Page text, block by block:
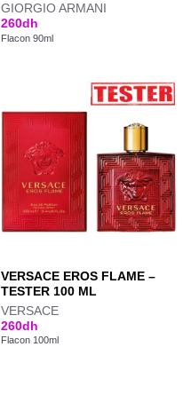
GIORGIO ARMANI
260dh
Flacon 90ml
VERSACE EROS FLAME –
TESTER 100 ML
VERSACE
260dh
Flacon 100ml